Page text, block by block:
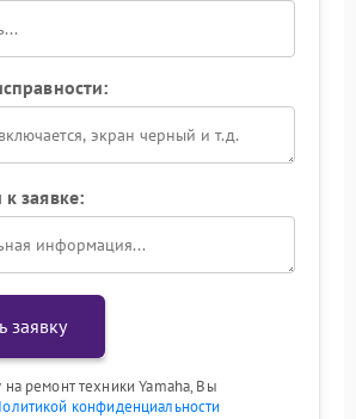
заявке:
заявку
на ремонт техники Yamaha, Вы
конфиденциальности